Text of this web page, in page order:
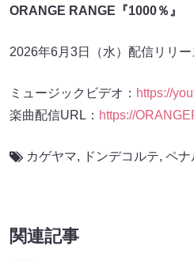
ORANGE RANGE『1000％』
2026年6月3日（水）配信リリー
ミュージックビデオ： https://
楽曲配信URL： https://
カゲヤマ, ドンデコルテ, ペナ
関連記事